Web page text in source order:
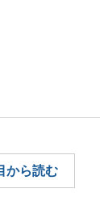
から読む